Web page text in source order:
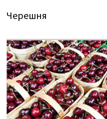
Черешня